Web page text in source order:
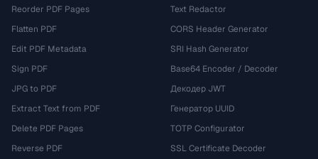
Reorder PDF Pages
Flatten PDF
Edit PDF Metadata
Sign PDF
JPG to PDF
Extract Text from PDF
Delete PDF Pages
Reverse PDF
Text Redactor
CORS Header Generator
SRI Hash Generator
Base64 Encoder / Decoder
Декодер JWT
Генератор UUID
TOTP Configurator
SSL Certificate Decoder